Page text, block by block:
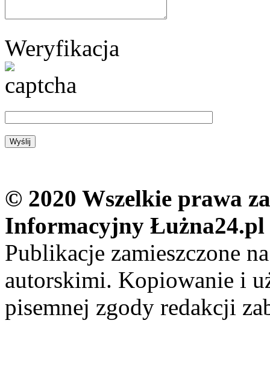
Weryfikacja
© 2020 Wszelkie prawa
Informacyjny Łużna24.pl
Publikacje zamieszczone
autorskimi. Kopiowanie i
pisemnej zgody redakcji